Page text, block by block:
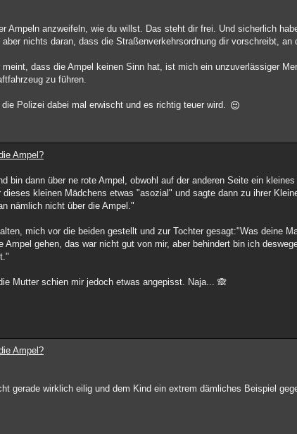
Ampeln anzweifeln, wie du willst. Das steht dir frei. Und sicherlich
nichts daran, dass die Straßenverkehrsordnung dir vorschreibt, an
dass die Ampel keinen Sinn hat, ist mich ein unzuverlässiger
zu führen.
Polizei dabei mal erwischt und es richtig teuer wird.
Ampel?
bin dann über ne rote Ampel, obwohl auf der anderen Seite ein
kleinen Mädchens etwas "asozial" und sagte dann zu ihrer
nämlich nicht über die Ampel."
mich vor die beiden gestellt und zur Tochter gesagt:"Was deine
Ampel gehen, das war nicht gut von mir, aber behindert bin ich
Mutter schien mir jedoch etwas angepisst. Naja... 🙈
Ampel?
gerade wirklich eilig und dem Kind ein extrem dämliches Beispiel